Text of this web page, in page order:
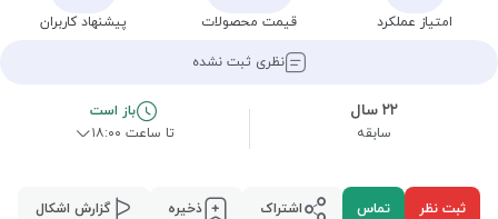
امتیاز عملکرد قیمت محصولات پیشنهاد کاربران
نظری ثبت نشده
۲۲ سال
سابقه
باز است
تا ساعت ۱۸:۰۰
ثبت نظر تماس اشتراک ذخیره گزارش اشکال